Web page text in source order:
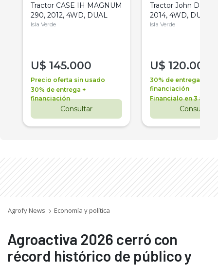
Tractor CASE IH MAGNUM
290, 2012, 4WD, DUAL
Isla Verde
U$ 145.000
Precio oferta sin usado
30% de entrega +
financiación
Consultar
Tractor John Deere
2014, 4WD, DUAL
Isla Verde
U$ 120.000
30% de entrega +
financiación
Financialo en 3 años
Consultar
Agrofy News Economía y política
Agroactiva 2026 cerró con
récord histórico de público y